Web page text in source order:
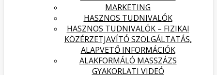
MARKETING
HASZNOS TUDNIVALÓK
HASZNOS TUDNIVALÓK – FIZIKAI
KÖZÉRZETJAVÍTÓ SZOLGÁLTATÁS,
ALAPVETŐ INFORMÁCIÓK
ALAKFORMÁLÓ MASSZÁZS
GYAKORLATI VIDEÓ